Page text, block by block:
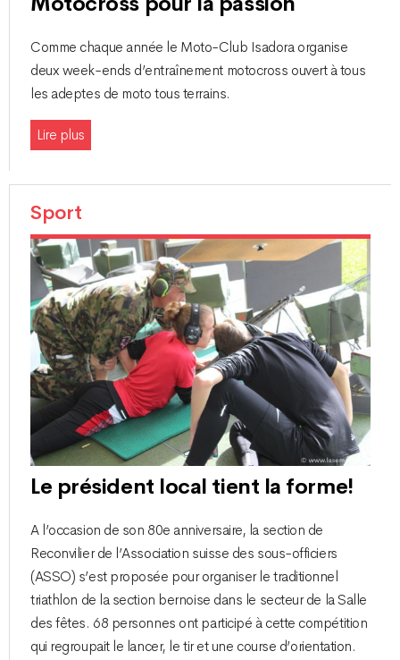
Comme chaque année le Moto-Club Isadora organise
deux week-ends d’entraînement motocross ouvert à tous
les adeptes de moto tous terrains.
Lire plus
Sport
Le président local tient la forme!
A l’occasion de son 80e anniversaire, la section de
Reconvilier de l’Association suisse des sous-officiers
(ASSO) s’est proposée pour organiser le traditionnel
triathlon de la section bernoise dans le secteur de la Salle
des fêtes. 68 personnes ont participé à cette compétition
qui regroupait le lancer, le tir et une course d’orientation.